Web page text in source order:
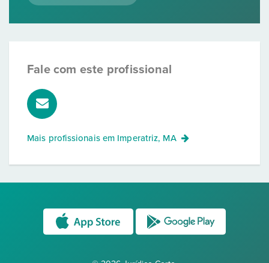
Fale com este profissional
Mais profissionais em Imperatriz, MA